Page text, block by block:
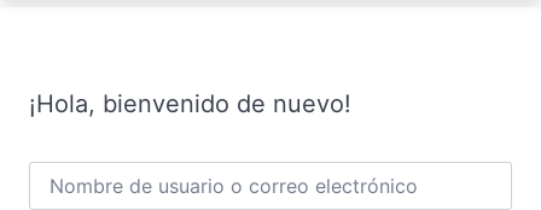
¡Hola, bienvenido de nuevo!